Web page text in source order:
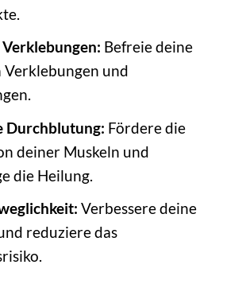
Befreie deine
Verklebungen und
Durchblutung: Fördere die
deiner Muskeln und
die Heilung.
Verbessere deine
reduziere das